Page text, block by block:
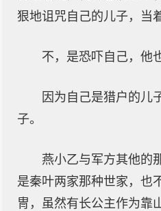
狠地诅咒自己的儿子，
不，是恐吓自己，他
因为自己是猎户的儿
子。
燕小乙与军方其他的
是秦叶两家那种世家，也
冑，虽然有长公主作为靠